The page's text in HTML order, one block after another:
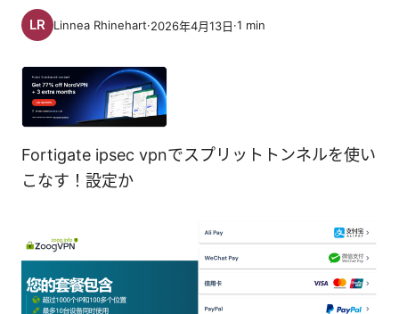
Linnea Rhinehart·2026年4月13日·1 min
Fortigate ipsec vpnでスプリットトンネルを使い
こなす！設定か